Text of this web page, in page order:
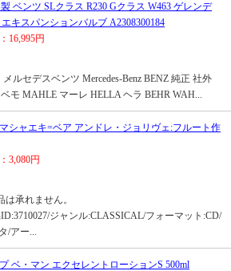
ベンツ SLクラス R230 Gクラス W463 ゲレンデ
キスパンションバルブ A2308300184
16,995円
ルセデスベンツ Mercedes-Benz BENZ 純正 社外
モ MAHLE マーレ HELLA ヘラ BEHR WAH...
シャエキ=ベア アンドレ・ジョリヴェ:フルート作
3,080円
承れません。
ジャンル:CLASSICAL/フォーマット:CD/
/アー...
ベ・マン エクセレントローションS 500ml